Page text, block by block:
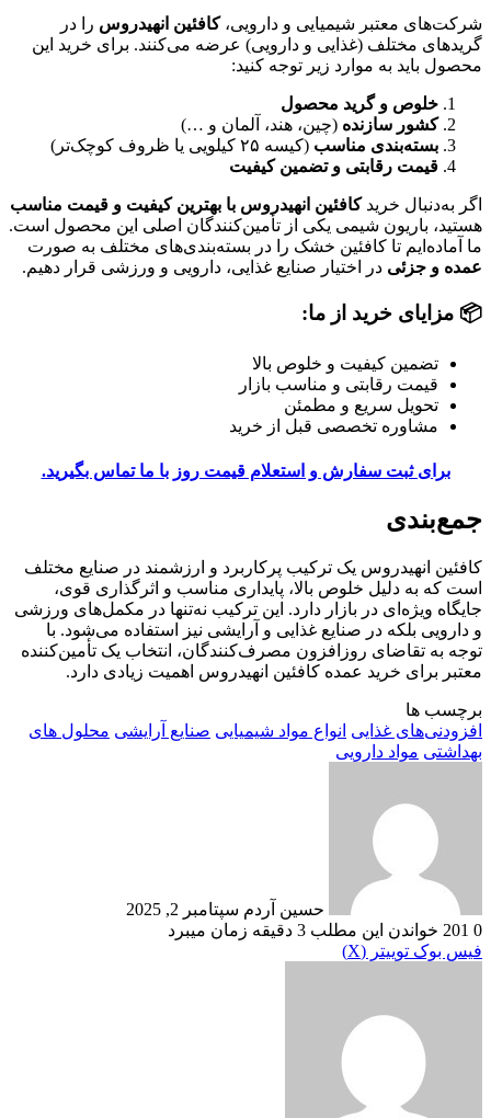
شرکت‌های معتبر شیمیایی و دارویی،کافئین انهیدروس را در
گریدهای مختلف (غذایی و دارویی) عرضه می‌کنند. برای خرید این
محصول باید به موارد زیر توجه کنید:
خلوص و گرید محصول
کشور سازنده (چین، هند، آلمان و …)
بسته‌بندی مناسب (کیسه ۲۵ کیلویی یا ظروف کوچک‌تر)
قیمت رقابتی و تضمین کیفیت
اگر به‌دنبال خریدکافئین انهیدروس با بهترین کیفیت و قیمت مناسب
هستید، باریون شیمی یکی از تأمین‌کنندگان اصلی این محصول است.
ما آماده‌ایم تا کافئین خشک را در بسته‌بندی‌های مختلف به صورت
عمده و جزئی در اختیار صنایع غذایی، دارویی و ورزشی قرار دهیم.
📦 مزایای خرید از ما:
تضمین کیفیت و خلوص بالا
قیمت رقابتی و مناسب بازار
تحویل سریع و مطمئن
مشاوره تخصصی قبل از خرید
برای ثبت سفارش و استعلام قیمت روز با ما تماس بگیرید.
جمع‌بندی
کافئین انهیدروس یک ترکیب پرکاربرد و ارزشمند در صنایع مختلف
است که به دلیل خلوص بالا، پایداری مناسب و اثرگذاری قوی،
جایگاه ویژه‌ای در بازار دارد. این ترکیب نه‌تنها در مکمل‌های ورزشی
و دارویی بلکه در صنایع غذایی و آرایشی نیز استفاده می‌شود. با
توجه به تقاضای روزافزون مصرف‌کنندگان، انتخاب یک تأمین‌کننده
معتبر برای خرید عمده کافئین انهیدروس اهمیت زیادی دارد.
برچسب ها
افزودنی‌های غذایی انواع مواد شیمیایی صنایع آرایشی محلول های
بهداشتی مواد دارویی
حسین آردم سپتامبر 2, 2025
0
خواندن این مطلب 3 دقیقه زمان میبرد
فیس بوک توییتر (X) لینکدین
‫تامبلر
‫پین‌ترست
‫رددیت
‫VKontakte
رایانامه
چاپ